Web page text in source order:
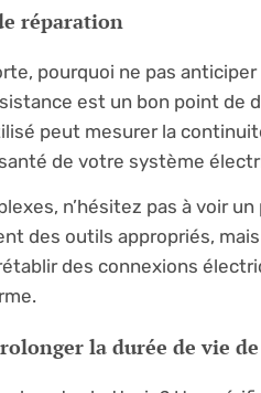
réparation
pourquoi ne pas
est un bon point de
peut mesurer la
de votre système
n’hésitez pas à voir
des outils appropriés,
des connexions
la durée de vie